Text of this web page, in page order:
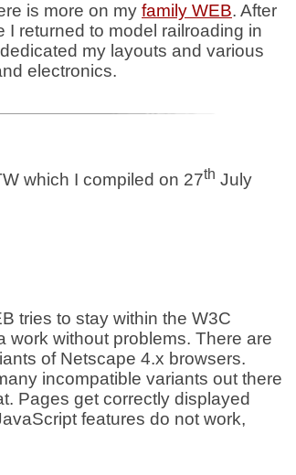
is more on my family WEB. After
I returned to model railroading in
my layouts and various
electronics.
which I compiled on 27th July
tries to stay within the W3C
work without problems. There are
of Netscape 4.x browsers.
incompatible variants out there
Pages get correctly displayed
features do not work,